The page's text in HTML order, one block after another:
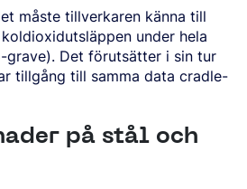
ÄMNESRÖR
RINGAR
måste tillverkaren känna till
under hela
grave). Det förutsätter i sin tur
tillgång till samma data cradle-
på stål och